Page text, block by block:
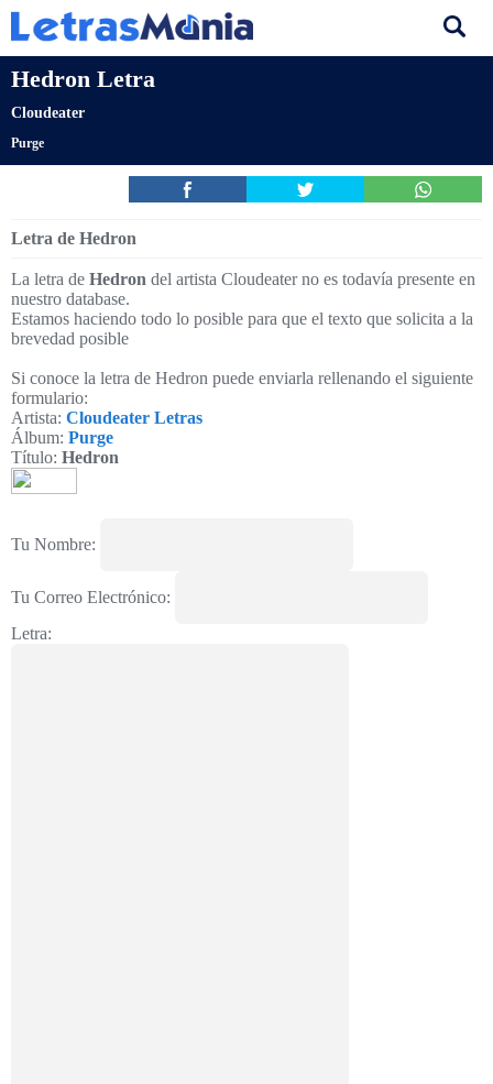
Hedron Letra
Cloudeater
Purge
Letra de Hedron
La letra de Hedron del artista Cloudeater no es todavía presente en
nuestro database.
Estamos haciendo todo lo posible para que el texto que solicita a la
brevedad posible
Si conoce la letra de Hedron puede enviarla rellenando el siguiente
formulario:
Artista: Cloudeater Letras
Álbum: Purge
Título: Hedron
Tu Nombre:
Tu Correo Electrónico:
Letra: